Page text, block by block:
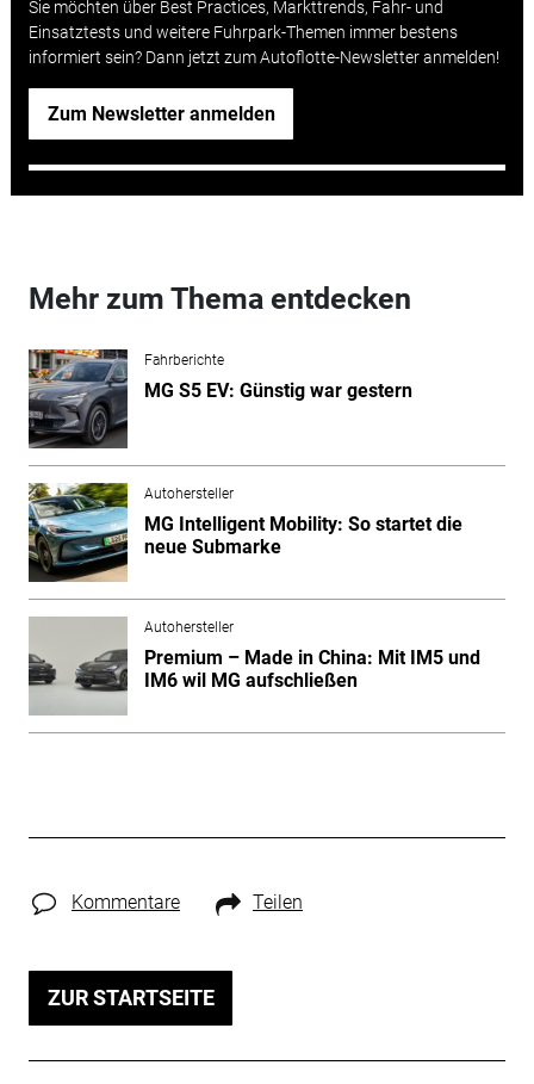
Sie möchten über Best Practices, Markttrends, Fahr- und
Einsatztests und weitere Fuhrpark-Themen immer bestens
informiert sein? Dann jetzt zum Autoflotte-Newsletter anmelden!
Zum Newsletter anmelden
Mehr zum Thema entdecken
Fahrberichte
MG S5 EV: Günstig war gestern
Autohersteller
MG Intelligent Mobility: So startet die
neue Submarke
Autohersteller
Premium – Made in China: Mit IM5 und
IM6 wil MG aufschließen
Kommentare Teilen
ZUR STARTSEITE